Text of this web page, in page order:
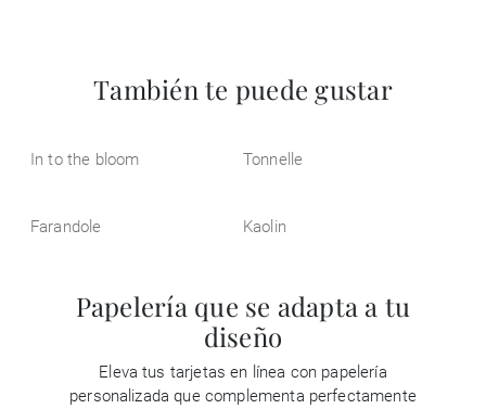
También te puede gustar
In to the bloom Tonnelle
Farandole Kaolin
Papelería que se adapta a tu
diseño
Eleva tus tarjetas en línea con papelería
personalizada que complementa perfectamente